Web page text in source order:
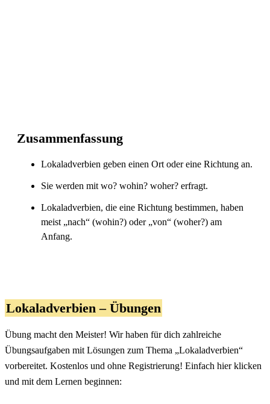
Zusammenfassung
Lokaladverbien geben einen Ort oder eine Richtung an.
Sie werden mit wo? wohin? woher? erfragt.
Lokaladverbien, die eine Richtung bestimmen, haben
meist „nach“ (wohin?) oder „von“ (woher?) am
Anfang.
Lokaladverbien – Übungen
Übung macht den Meister! Wir haben für dich zahlreiche
Übungsaufgaben mit Lösungen zum Thema „Lokaladverbien“
vorbereitet. Kostenlos und ohne Registrierung! Einfach hier klicken
und mit dem Lernen beginnen: